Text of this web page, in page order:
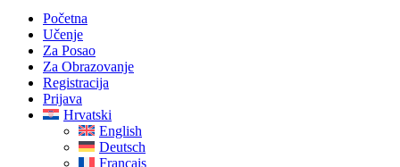
Početna
Učenje
Za Posao
Za Obrazovanje
Registracija
Prijava
Hrvatski
English
Deutsch
Français